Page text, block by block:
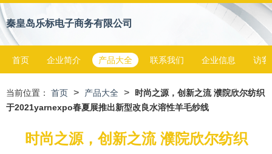
秦皇岛乐标电子商务有限公司
首页 企业简介 产品大全 联系我们 企业信息 访客
当前位置： 首页 > 产品大全 >
时尚之源，创新之流 濮院欣尔纺织
于2021yarnexpo春夏展推出新型改良水溶性羊毛纱线
时尚之源，创新之流 濮院欣尔纺织